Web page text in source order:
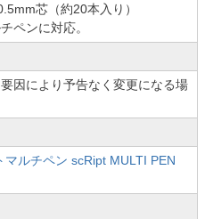
芯（約20本入り）
ペンに対応。
因により予告なく変更になる場
マルチペン scRipt MULTI PEN